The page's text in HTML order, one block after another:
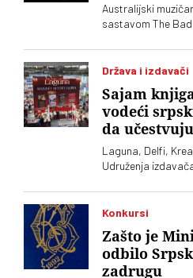
Australijski
sastavom The
tvrđave, u okviru
Država i izdavači
Sajam
vodeći
da učestvuju
Laguna, Delfi,
Udruženja
još prošle godine
Geopopetika i
Konkursi
Zašto je
odbilo
zadrugu